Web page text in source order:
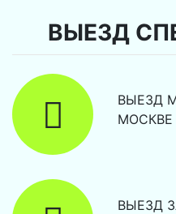
ВЫЕЗД
ВЫЕЗД
МОСКВЕ
ВЫЕЗД